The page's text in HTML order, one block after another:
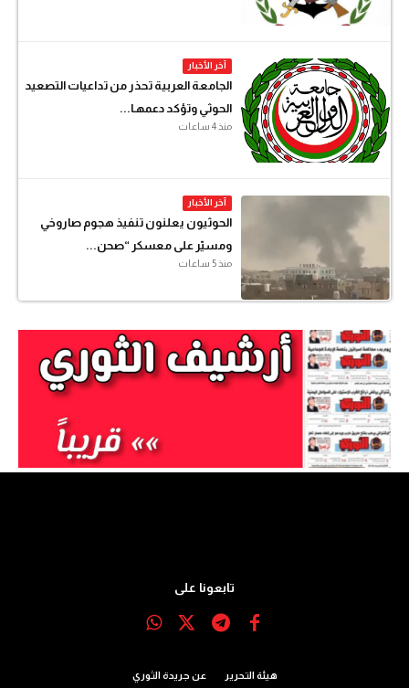
آخر الأخبار
الجامعة العربية تحذر من تداعيات التصعيد
الحوثي وتؤكد دعمهـا...
منذ 4 ساعات
آخر الأخبار
الحوثيون يعلنون تنفيذ هجوم صاروخي
ومسيّر على معسكر “صحن...
منذ 5 ساعات
تابعونا على
هيئة التحرير عن جريدة الثوري